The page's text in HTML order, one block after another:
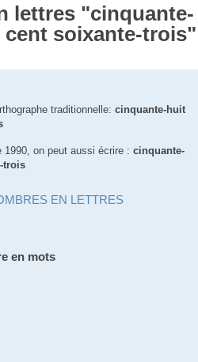
lettres "cinquante-
soixante-trois"
traditionnelle:cinquante-huit
1990, on peut aussi écrire :cinquante-
trois
EN LETTRES
en mots